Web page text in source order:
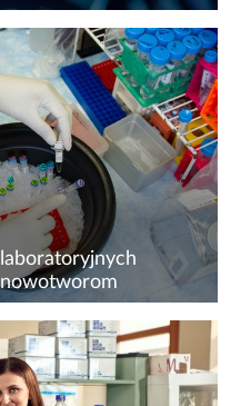
(Wyleczymy
identyfikacji
granulocytów
nowych możliwości
nr umowy...
dawna